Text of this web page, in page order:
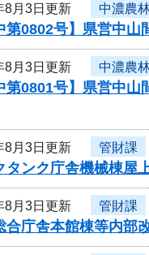
8月3日更新 中濃農
第0802号】県営中
8月3日更新 中濃農
第0801号】県営中
8月3日更新 管財課
タンク庁舎機械棟屋
8月3日更新 管財課
合庁舎本館棟等内部